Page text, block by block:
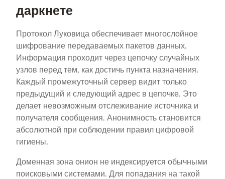
даркнете
Протокол Луковица обеспечивает многослойное
шифрование передаваемых пакетов данных.
Информация проходит через цепочку случайных
узлов перед тем, как достичь пункта назначения.
Каждый промежуточный сервер видит только
предыдущий и следующий адрес в цепочке. Это
делает невозможным отслеживание источника и
получателя сообщения. Анонимность становится
абсолютной при соблюдении правил цифровой
гигиены.
Доменная зона онион не индексируется обычными
поисковыми системами. Для попадания на такой